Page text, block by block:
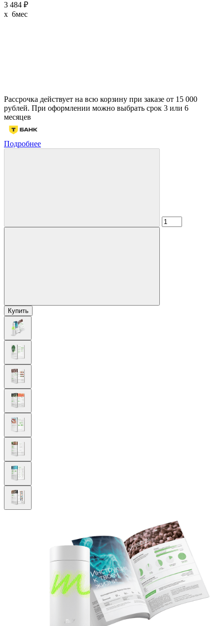
3 484 ₽
x 6мес
Рассрочка действует на всю корзину при заказе от 15 000
рублей. При оформлении можно выбрать срок 3 или 6
месяцев
Подробнее
Купить